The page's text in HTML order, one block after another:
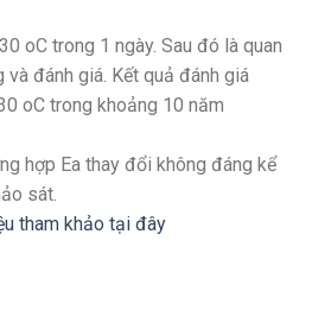
oC trong 1 ngày. Sau đó là quan
đánh giá. Kết quả đánh giá
oC trong khoảng 10 năm
hợp Ea thay đổi không đáng kể
sát.
tham khảo tại đây